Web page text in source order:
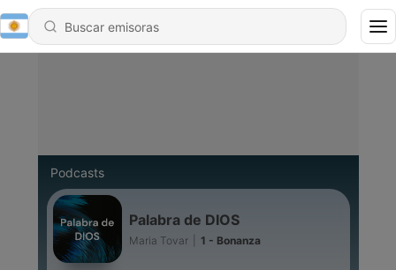
Podcasts
Palabra de DIOS
Maria Tovar 1 - Bonanza